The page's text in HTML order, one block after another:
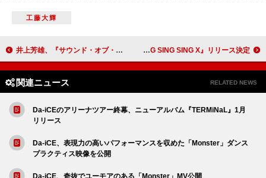
工藤大輝
井上芳雄、『サウンド・オブ・ミュージック』は“ミュージカル映画のお手本” 60周年4Kリマスター上映前に石丸幹二らコメント ベリーグッドマン、初心に立ち返るニューAL『SING SING SING X』リリース決定
関連ニュース RELATED NEWS
Da-iCEのアリーナツアー終幕、ニューアルバム『TERMiNaL』1月
リリース
Da-iCE、表現力の高いパフォーマンスを収めた「Monster」ダンス
プラクティス映像を公開
Da-iCE、奇抜でユーモアのある「Monster」MV公開